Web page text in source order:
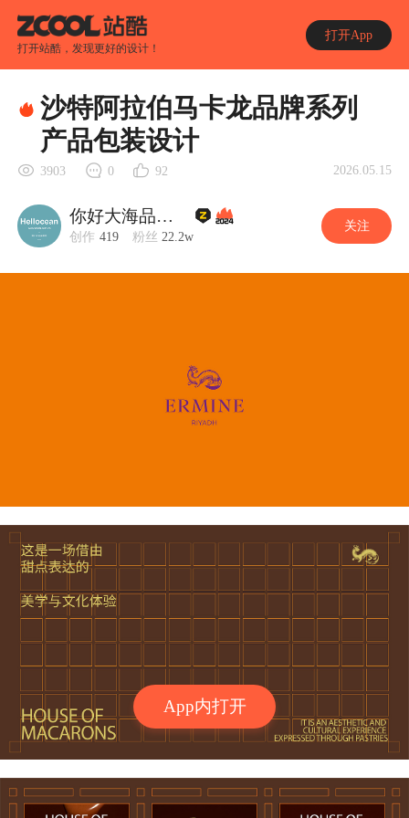
打开站酷，发现更好的设计！
打开App
App内打开
沙特阿拉伯马卡龙品牌系列
产品包装设计
3903 0 92 2026.05.15
你好大海品牌设计
创作 419 粉丝 22.2w
关注